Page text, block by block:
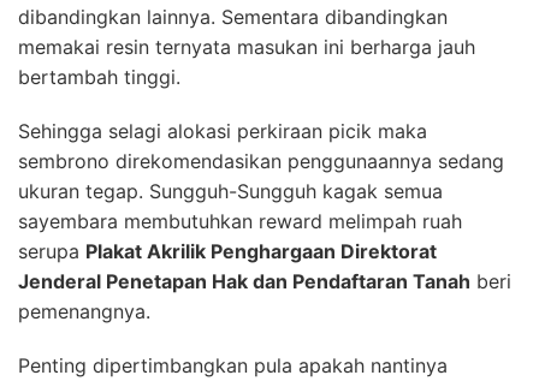
dibandingkan lainnya. Sementara dibandingkan
memakai resin ternyata masukan ini berharga jauh
bertambah tinggi.
Sehingga selagi alokasi perkiraan picik maka
sembrono direkomendasikan penggunaannya sedang
ukuran tegap. Sungguh-Sungguh kagak semua
sayembara membutuhkan reward melimpah ruah
serupa Plakat Akrilik Penghargaan Direktorat
Jenderal Penetapan Hak dan Pendaftaran Tanah beri
pemenangnya.
Penting dipertimbangkan pula apakah nantinya